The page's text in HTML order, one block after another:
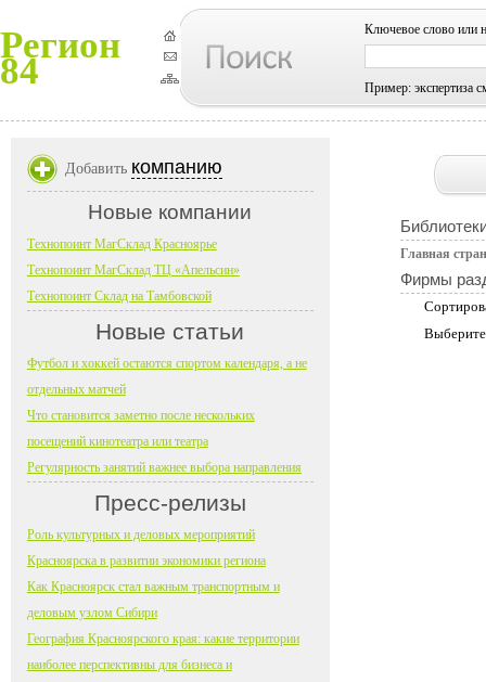
Регион
84
Ключевое слово или
Пример: экспертиза
Главная
Фирмы
Добавить компанию
Новые компании
Технопоинт МагСклад Красноярье
Технопоинт МагСклад ТЦ «Апельсин»
Технопоинт Склад на Тамбовской
Новые статьи
Футбол и хоккей остаются спортом календаря, а не
отдельных матчей
Что становится заметно после нескольких
посещений кинотеатра или театра
Регулярность занятий важнее выбора направления
Пресс-релизы
Роль культурных и деловых мероприятий
Красноярска в развитии экономики региона
Как Красноярск стал важным транспортным и
деловым узлом Сибири
География Красноярского края: какие территории
наиболее перспективны для бизнеса и